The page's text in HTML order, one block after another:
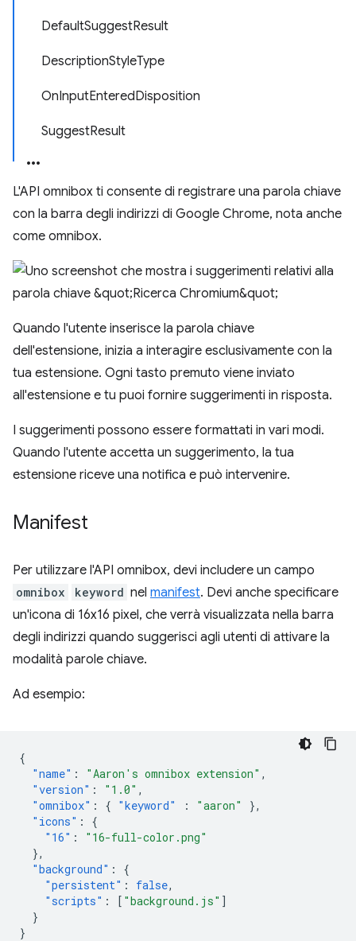
DefaultSuggestResult
DescriptionStyleType
OnInputEnteredDisposition
SuggestResult
L'API omnibox ti consente di registrare una parola chiave
con la barra degli indirizzi di Google Chrome, nota anche
come omnibox.
Quando l'utente inserisce la parola chiave
dell'estensione, inizia a interagire esclusivamente con la
tua estensione. Ogni tasto premuto viene inviato
all'estensione e tu puoi fornire suggerimenti in risposta.
I suggerimenti possono essere formattati in vari modi.
Quando l'utente accetta un suggerimento, la tua
estensione riceve una notifica e può intervenire.
Manifest
Per utilizzare l'API omnibox, devi includere un campo
omnibox keyword nel manifest. Devi anche specificare
un'icona di 16x16 pixel, che verrà visualizzata nella barra
degli indirizzi quando suggerisci agli utenti di attivare la
modalità parole chiave.
Ad esempio:
{
"name" : "Aaron's omnibox extension" ,
"version" : "1.0" ,
"omnibox" : { "keyword" : "aaron"
},
"icons" :
{
"16" :
"16-full-color.png"
},
"background" :
{
"persistent" : false,
"scripts" : [ "background.js" ]
}
}